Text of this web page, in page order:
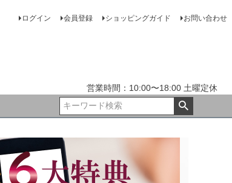
ログイン 会員登録 ショッピングガイド お問い合わせ
営業時間：10:00〜18:00 土曜定休